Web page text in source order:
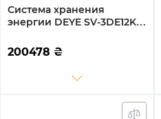
Система хранения
энергии DEYE SV-3DE12K2-
3BAT LiFePO4 ≥6000
циклов (SV-3DE12K2-
200478 ₴